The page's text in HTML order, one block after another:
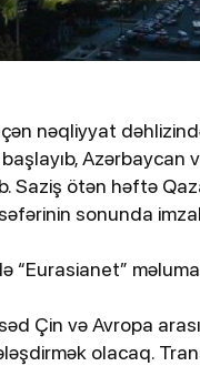
nəqliyyat
başlayıb,
Saziş ötən həftə
sonunda
“Eurasianet”
Çin və Avropa
olacaq.